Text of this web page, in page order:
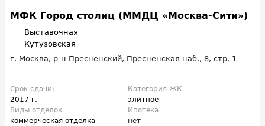
МФК Город столиц (ММДЦ «Москва-Сити»)
Выставочная
Кутузовская
г. Москва, р-н Пресненский, Пресненская наб., 8, стр. 1
Срок сдачи:
2017 г.
Категория ЖК
элитное
Виды отделок
коммерческая отделка
Ипотека
нет